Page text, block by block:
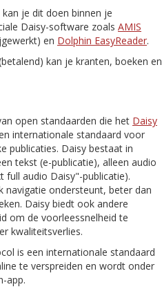
je dit doen binnen je
Daisy-software zoals AMIS
en Dolphin EasyReader.
kan je kranten, boeken en
open standaarden die het Daisy
internationale standaard voor
publicaties. Daisy bestaat in
tekst (e-publicatie), alleen audio
full audio Daisy"-publicatie).
navigatie ondersteunt, beter dan
Daisy biedt ook andere
om de voorleessnelheid te
kwaliteitsverlies.
is een internationale standaard
te verspreiden en wordt onder
app.